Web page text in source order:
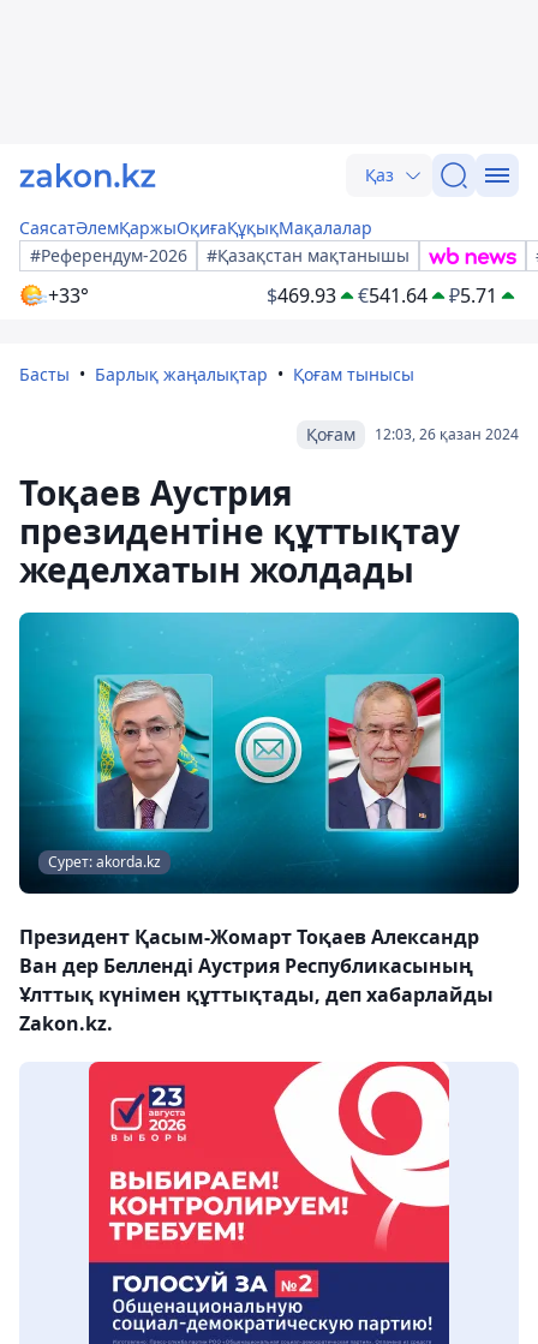
Қаз
СаясатӘлемҚаржыОқиғаҚұқықМақалалар
#Референдум-2026
#Қазақстан мақтанышы
+33° $469.93 €541.64 ₽5.71
Басты Барлық жаңалықтар Қоғам тынысы
12:03, 26 қазан 2024
Қоғам
Тоқаев Аустрия
президентіне құттықтау
жеделхатын жолдады
Сурет: akorda.kz
Президент Қасым-Жомарт Тоқаев Александр
Ван дер Белленді Аустрия Республикасының
Ұлттық күнімен құттықтады, деп хабарлайды
Zakon.kz.